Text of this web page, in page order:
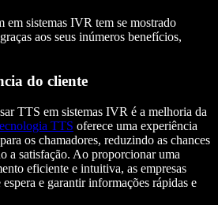
em sistemas IVR tem se mostrado
aos seus inúmeros benefícios,
do cliente
TTS em sistemas IVR é a melhoria da
TTS oferece uma experiência
os chamadores, reduzindo as chances
a satisfação. Ao proporcionar uma
eficiente e intuitiva, as empresas
e garantir informações rápidas e